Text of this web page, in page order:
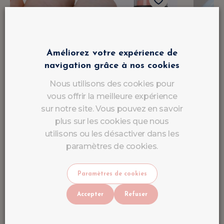
Gel Polish Corail Élégance
Améliorez votre expérience de
navigation grâce à nos cookies
Nous utilisons des cookies pour
vous offrir la meilleure expérience
sur notre site. Vous pouvez en savoir
plus sur les cookies que nous
utilisons ou les désactiver dans les
paramètres de cookies.
Paramètres de cookies
Accepter Refuser